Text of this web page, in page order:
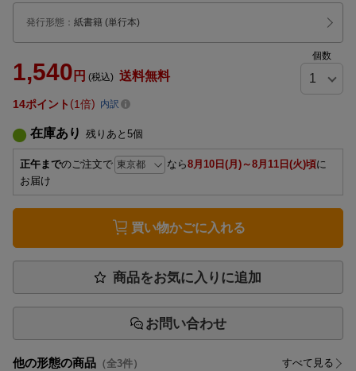
発行形態 ： 紙書籍 (単行本)
1,540 円 (税込) 送料無料
個数
14ポイント 1倍 内訳
在庫あり 残りあと 5個
正午までのご注文で なら8月10日(月)～8月11日(火)頃に
お届け
買い物かごに入れる
商品をお気に入りに追加
お問い合わせ
他の形態の商品 （全3件） すべて見る